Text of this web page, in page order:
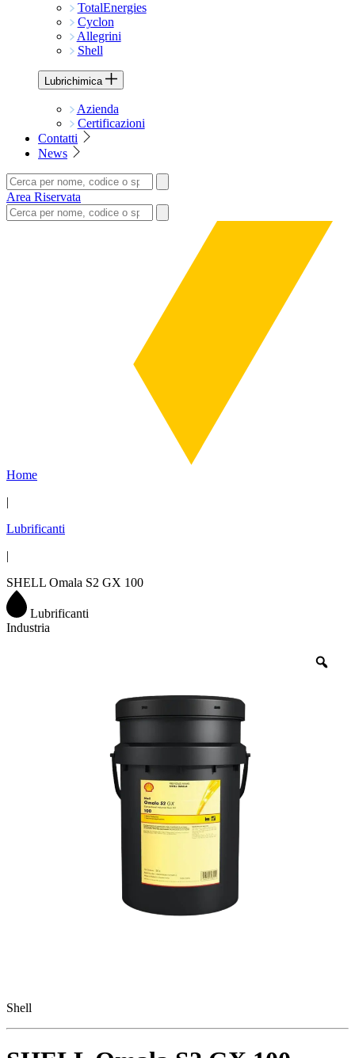
TotalEnergies
Cyclon
Allegrini
Shell
Lubrichimica
Azienda
Certificazioni
Contatti
News
Area Riservata
Home
|
Lubrificanti
|
SHELL Omala S2 GX 100
Lubrificanti
Industria
Shell